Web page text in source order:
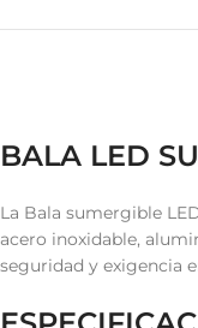
BALA LED
La Bala sumergible
acero inoxidable,
seguridad y exigencia